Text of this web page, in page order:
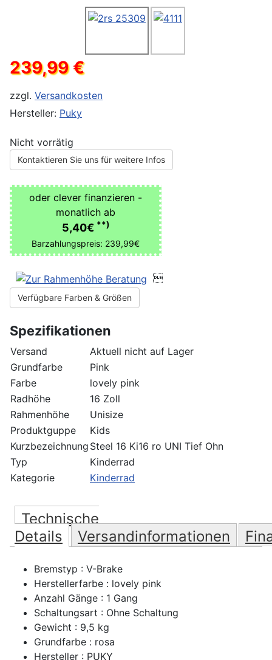
239,99 €
zzgl. Versandkosten
Hersteller: Puky
Nicht vorrätig
Kontaktieren Sie uns für weitere Infos
oder clever finanzieren -
monatlich ab
5,40€ **)
Barzahlungspreis: 239,99€

Verfügbare Farben & Größen
Spezifikationen
Versand
Aktuell nicht auf Lager
Grundfarbe
Pink
Farbe
lovely pink
Radhöhe
16 Zoll
Rahmenhöhe
Unisize
Produktguppe
Kids
Kurzbezeichnung Steel 16 Ki16 ro UNI Tief Ohn
Typ
Kinderrad
Kategorie
Kinderrad
Technische
Details
Versandinformationen
Bremstyp : V-Brake
Herstellerfarbe : lovely pink
Anzahl Gänge : 1 Gang
Schaltungsart : Ohne Schaltung
Gewicht : 9,5 kg
Grundfarbe : rosa
Hersteller : PUKY